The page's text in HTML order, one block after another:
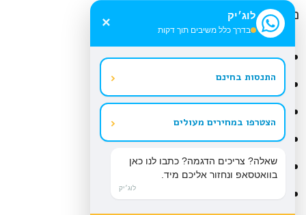
נגישות
כלי נגישות
הגדל טקסט
הקטן טקסט
ניגודיות גבוהה
ניגודיות הפוכה
לוג׳יק
בדרך כלל משיבים תוך דקות ×
התנסות בחינם ‹
הצטרפו במחירים מעולים ‹
שאלה? צריכים הדגמה? כתבו לנו כאן
בוואטסאפ ונחזור אליכם מיד.
לוג׳יק